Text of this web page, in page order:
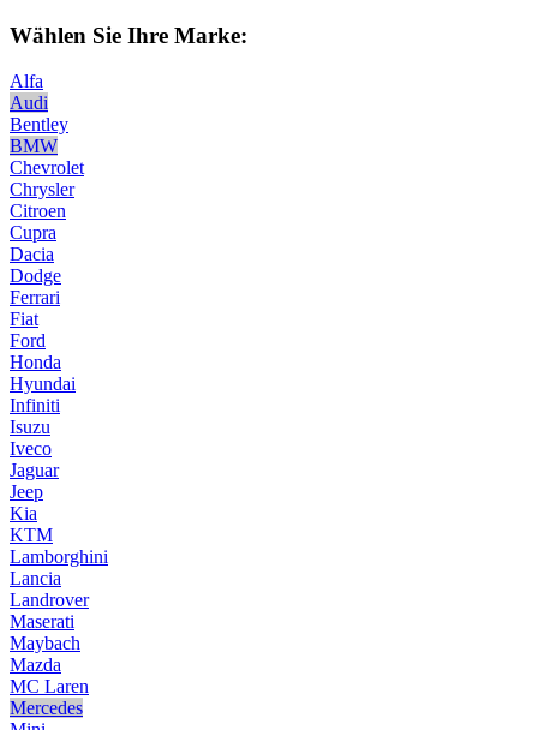
Wählen Sie Ihre Marke:
Alfa
Audi
Bentley
BMW
Chevrolet
Chrysler
Citroen
Cupra
Dacia
Dodge
Ferrari
Fiat
Ford
Honda
Hyundai
Infiniti
Isuzu
Iveco
Jaguar
Jeep
Kia
KTM
Lamborghini
Lancia
Landrover
Maserati
Maybach
Mazda
MC Laren
Mercedes